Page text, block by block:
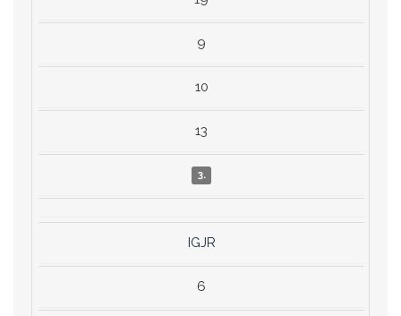
9
10
13
3.
IGJR
6